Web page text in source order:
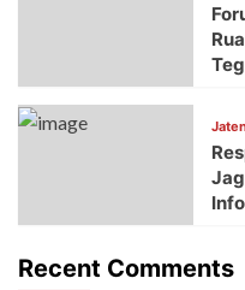
Recent Comments